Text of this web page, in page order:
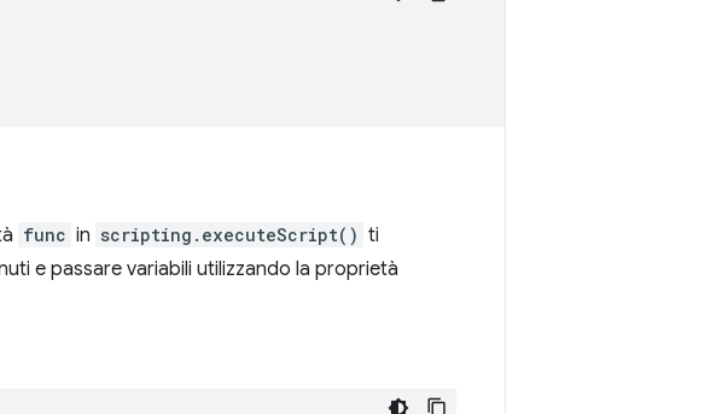
func in scripting.executeScript() ti
e passare variabili utilizzando la proprietà